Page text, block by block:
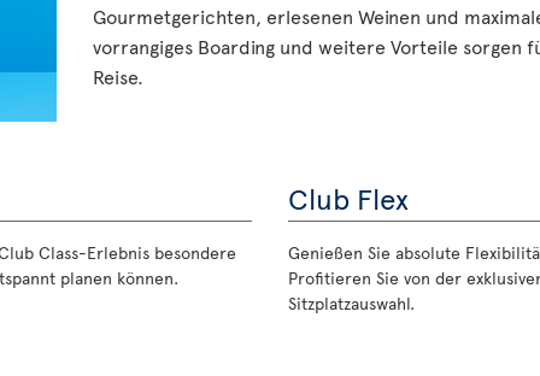
Gourmetgerichten, erlesenen Weinen und
vorrangiges Boarding und weitere Vorteile sorgen
Reise.
Class-Erlebnis besondere
planen können.
Club Flex
Genießen Sie absolute
Profitieren Sie von der
Sitzplatzauswahl.